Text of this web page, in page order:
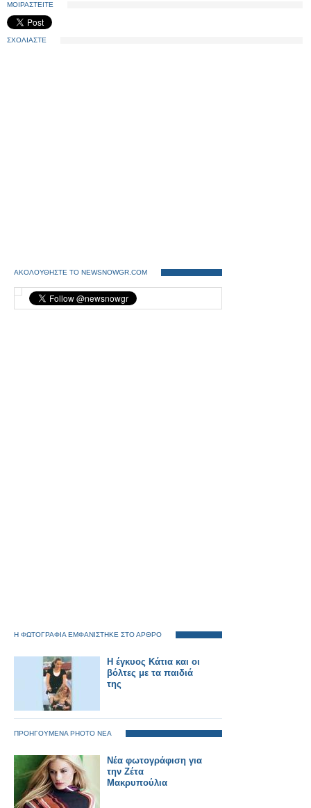
ΜΟΙΡΑΣΤΕΙΤΕ
ΣΧΟΛΙΑΣΤΕ
ΑΚΟΛΟΥΘΗΣΤΕ ΤΟ NEWSNOWGR.COM
Η ΦΩΤΟΓΡΑΦΙΑ ΕΜΦΑΝΙΣΤΗΚΕ ΣΤΟ ΑΡΘΡΟ
Η έγκυος Κάτια και οι
βόλτες με τα παιδιά
της
ΠΡΟΗΓΟΥΜΕΝΑ PHOTO ΝΕΑ
Νέα φωτογράφιση για
την Ζέτα
Μακρυπούλια